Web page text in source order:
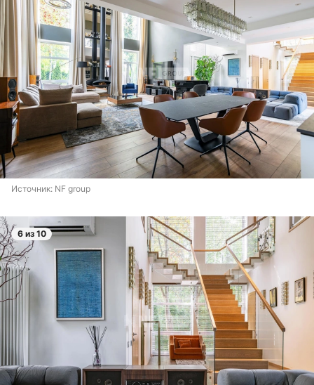
Источник: NF group
6 из 10